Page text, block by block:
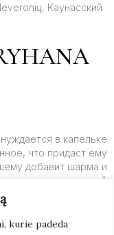
kurie padeda
Каунасский
в капельке
что придаст ему
добавит шарма и
очарования”.